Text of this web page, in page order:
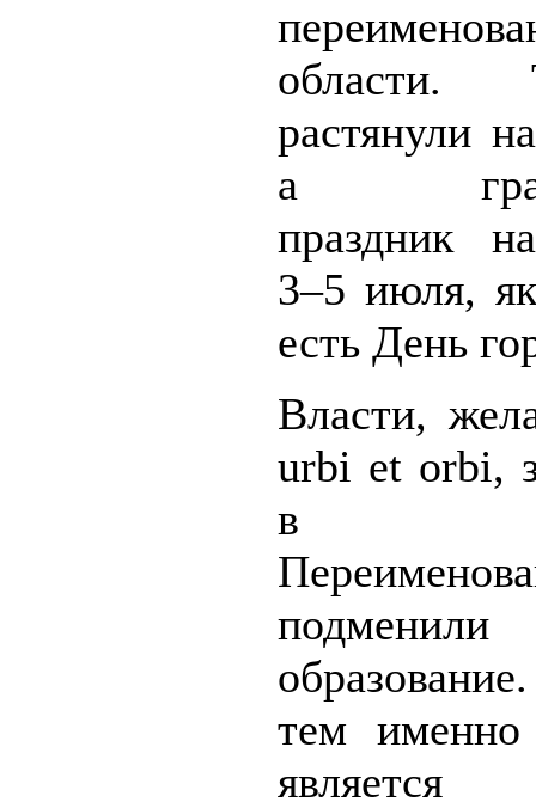
области.
растянули
а
праздник
3–5 июля,
есть День
Власти,
urbi et orbi,
в
подменили
тем
является